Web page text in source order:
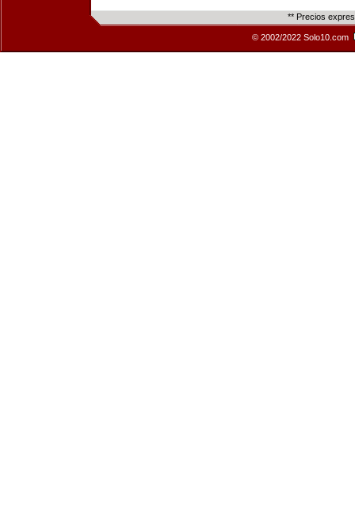
** Precios
© 2002/2022 Solo10.com